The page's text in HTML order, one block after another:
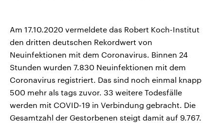
Am 17.10.2020 vermeldete das Robert Koch-Institut
den dritten deutschen Rekordwert von
Neuinfektionen mit dem Coronavirus. Binnen 24
Stunden wurden 7.830 Neuinfektionen mit dem
Coronavirus registriert. Das sind noch einmal knapp
500 mehr als tags zuvor. 33 weitere Todesfälle
werden mit COVID-19 in Verbindung gebracht. Die
Gesamtzahl der Gestorbenen steigt damit auf 9.767.